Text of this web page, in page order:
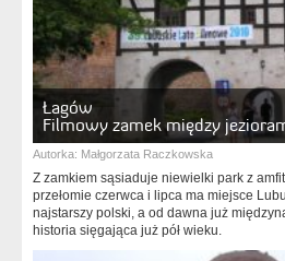
Łagów
Filmowy zamek między
Autorka: Małgorzata Raczkowska
Z zamkiem sąsiaduje niewielki park z
przełomie czerwca i lipca ma miejsce
najstarszy polski, a od dawna już
historia sięgająca już pół wieku.